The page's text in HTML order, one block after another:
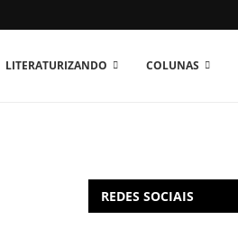
LITERATURIZANDO COLUNAS
REDES SOCIAIS